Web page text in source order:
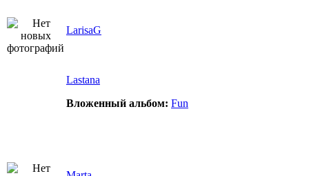
LarisaG
Lastana
Вложенный альбом: Fun